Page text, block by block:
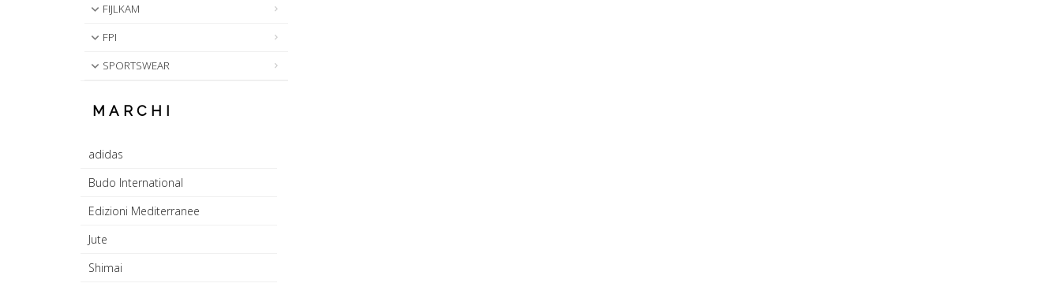
FIJLKAM
FPI
SPORTSWEAR
MARCHI
adidas
Budo International
Edizioni Mediterranee
Jute
Shimai